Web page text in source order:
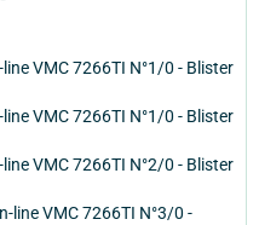
VMC 7266TI N°1/0 - Blister
VMC 7266TI N°1/0 - Blister
VMC 7266TI N°2/0 - Blister
line VMC 7266TI N°3/0 -